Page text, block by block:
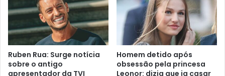
Ruben Rua: Surge notícia
sobre o antigo
apresentador da TVI
Homem detido após
obsessão pela princesa
Leonor: dizia que ia casar